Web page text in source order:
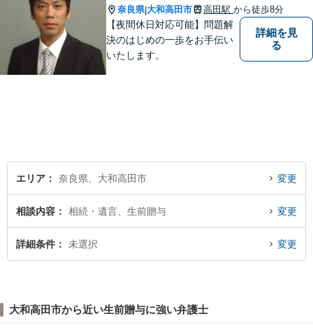
奈良県|大和高田市 高田駅 から徒歩8分
【夜間休日対応可能】問題解
決のはじめの一歩をお手伝い
いたします。
詳細を見
る
エリア 奈良県、大和高田市 変更
相談内容 相続・遺言、生前贈与 変更
詳細条件 未選択 変更
大和高田市から近い生前贈与に強い弁護士